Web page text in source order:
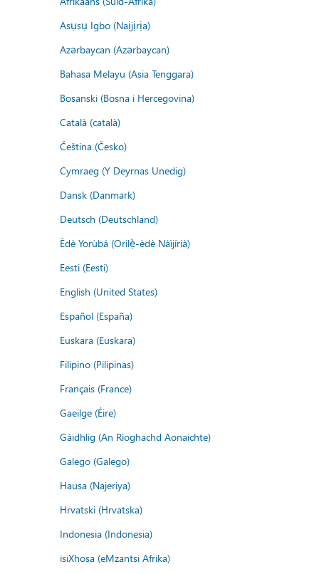
Asụsụ Igbo (Naịjịrịa)
Azərbaycan (Azərbaycan)
Bahasa Melayu (Asia Tenggara)
Bosanski (Bosna i Hercegovina)
Català (català)
Čeština (Česko)
Cymraeg (Y Deyrnas Unedig)
Dansk (Danmark)
Deutsch (Deutschland)
Èdè Yorùbá (Orilẹ̀-èdè Nàìjíríà)
Eesti (Eesti)
English (United States)
Español (España)
Euskara (Euskara)
Filipino (Pilipinas)
Français (France)
Gaeilge (Éire)
Gàidhlig (An Rìoghachd Aonaichte)
Galego (Galego)
Hausa (Najeriya)
Hrvatski (Hrvatska)
Indonesia (Indonesia)
isiXhosa (eMzantsi Afrika)